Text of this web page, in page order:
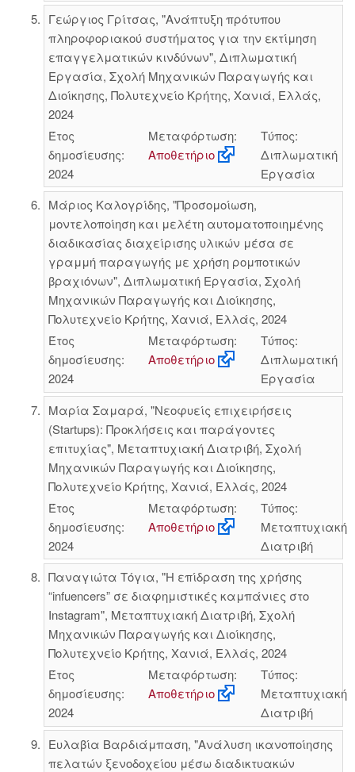
Γεώργιος Γρίτσας, "Ανάπτυξη πρότυπου
πληροφοριακού συστήματος για την εκτίμηση
επαγγελματικών κινδύνων", Διπλωματική
Εργασία, Σχολή Μηχανικών Παραγωγής και
Διοίκησης, Πολυτεχνείο Κρήτης, Χανιά, Ελλάς,
2024
Έτος
δημοσίευσης:
2024
Μεταφόρτωση:
Αποθετήριο
Τύπος:
Διπλωματική
Εργασία
Μάριος Καλογρίδης, "Προσομοίωση,
μοντελοποίηση και μελέτη αυτοματοποιημένης
διαδικασίας διαχείρισης υλικών μέσα σε
γραμμή παραγωγής με χρήση ρομποτικών
βραχιόνων", Διπλωματική Εργασία, Σχολή
Μηχανικών Παραγωγής και Διοίκησης,
Πολυτεχνείο Κρήτης, Χανιά, Ελλάς, 2024
Έτος
δημοσίευσης:
2024
Μεταφόρτωση:
Αποθετήριο
Τύπος:
Διπλωματική
Εργασία
Μαρία Σαμαρά, "Νεοφυείς επιχειρήσεις
(Startups): Προκλήσεις και παράγοντες
επιτυχίας", Μεταπτυχιακή Διατριβή, Σχολή
Μηχανικών Παραγωγής και Διοίκησης,
Πολυτεχνείο Κρήτης, Χανιά, Ελλάς, 2024
Έτος
δημοσίευσης:
2024
Μεταφόρτωση:
Αποθετήριο
Τύπος:
Μεταπτυχιακή
Διατριβή
Παναγιώτα Τόγια, "Η επίδραση της χρήσης
“infuencers” σε διαφημιστικές καμπάνιες στο
Instagram", Μεταπτυχιακή Διατριβή, Σχολή
Μηχανικών Παραγωγής και Διοίκησης,
Πολυτεχνείο Κρήτης, Χανιά, Ελλάς, 2024
Έτος
δημοσίευσης:
2024
Μεταφόρτωση:
Αποθετήριο
Τύπος:
Μεταπτυχιακή
Διατριβή
Ευλαβία Βαρδιάμπαση, "Ανάλυση ικανοποίησης
πελατών ξενοδοχείου μέσω διαδικτυακών